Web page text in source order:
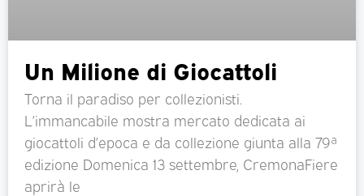
Un Milione di Giocattoli
Torna il paradiso per collezionisti.
L’immancabile mostra mercato dedicata ai
giocattoli d’epoca e da collezione giunta alla 79ª
edizione Domenica 13 settembre, CremonaFiere
aprirà le